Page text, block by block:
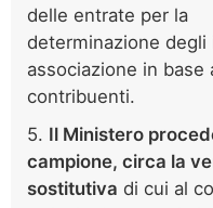
delle entrate per la
determinazione
associazione in
contribuenti.
5. Il Ministero
campione, circa la
sostitutiva di cui al